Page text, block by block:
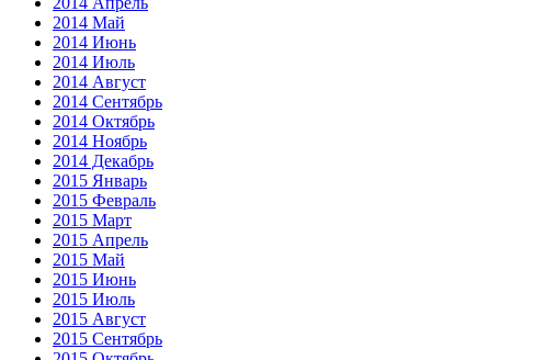
2014 Май
2014 Июнь
2014 Июль
2014 Август
2014 Сентябрь
2014 Октябрь
2014 Ноябрь
2014 Декабрь
2015 Январь
2015 Февраль
2015 Март
2015 Апрель
2015 Май
2015 Июнь
2015 Июль
2015 Август
2015 Сентябрь